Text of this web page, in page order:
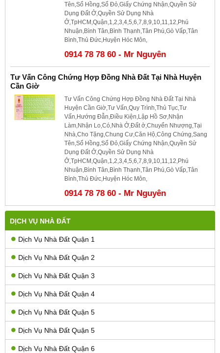
DỊCH VỤ NHÀ ĐẤT
Dịch Vụ Nhà Đất Quận 1
Dịch Vụ Nhà Đất Quận 2
Dịch Vụ Nhà Đất Quận 3
Dịch Vụ Nhà Đất Quận 4
Dịch Vụ Nhà Đất Quận 5
Dịch Vụ Nhà Đất Quận 5
Dịch Vụ Nhà Đất Quận 6
Tên,Sổ Hồng,Sổ Đỏ,Giấy Chứng Nhận,Quyền Sử
Dụng Đất Ở,Quyền Sử Dụng Nhà
Ở,TpHCM,Quận,1,2,3,4,5,6,7,8,9,10,11,12,Phú
Nhuận,Bình Tân,Bình Thạnh,Tân Phú,Gò Vấp,Tân
Bình,Thủ Đức,Huyện Hóc Môn,
0914 78 78 60 - Mr Nguyên
Tư Vấn Công Chứng Hợp Đồng Nhà Đất Tại Nhà Huyện
Cần Giờ
Tư Vấn Công Chứng Hợp Đồng Nhà Đất Tại Nhà
Huyện Cần Giờ,Tư Vấn,Quy Trình,Thủ Tục,Tư
Vấn,Hướng Đẫn,Điều Kiện,Lập Hồ Sơ,Nhận
Làm,Nhận Lo,Có,Nhà Ở,Đất ở,Chuyển Nhượng,Tại
Nhà,Cho Tặng,Chung Cư,Căn Hộ,Công Chứng,Sang
Tên,Sổ Hồng,Sổ Đỏ,Giấy Chứng Nhận,Quyền Sử
Dụng Đất Ở,Quyền Sử Dụng Nhà
Ở,TpHCM,Quận,1,2,3,4,5,6,7,8,9,10,11,12,Phú
Nhuận,Bình Tân,Bình Thạnh,Tân Phú,Gò Vấp,Tân
Bình,Thủ Đức,Huyện Hóc Môn,
0914 78 78 60 - Mr Nguyên